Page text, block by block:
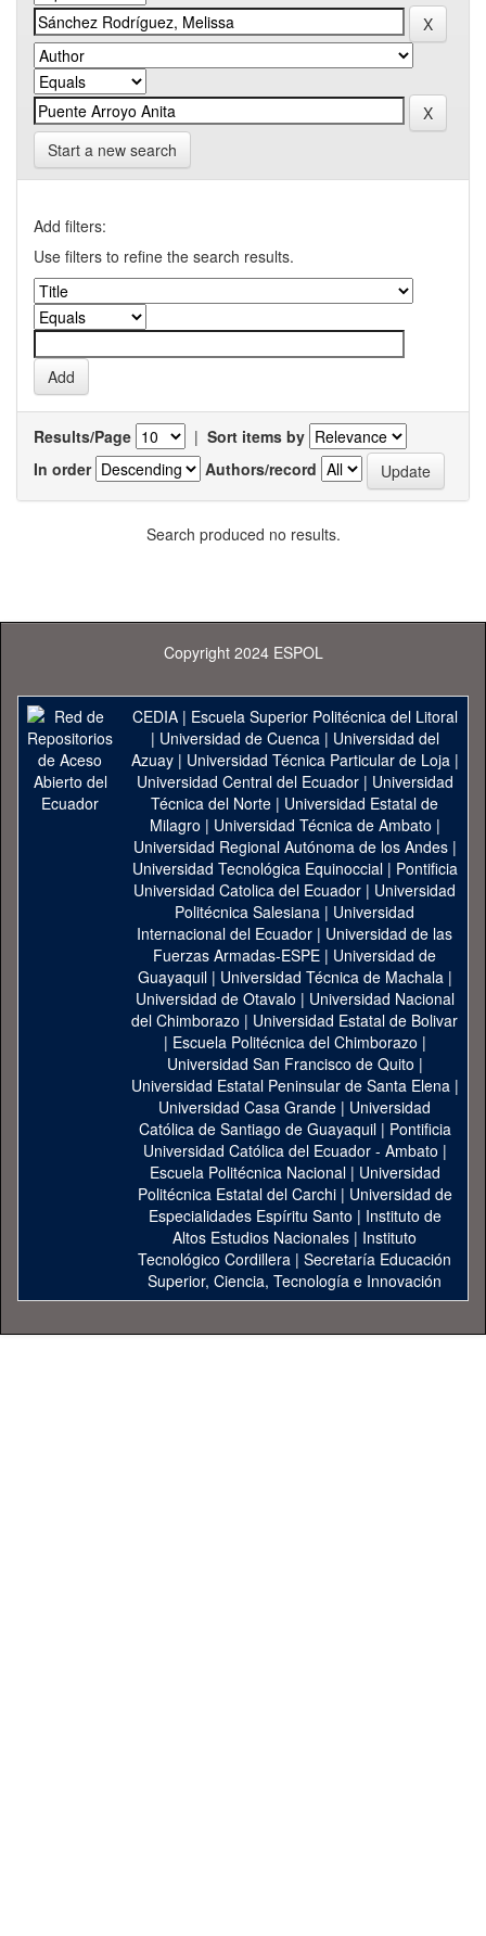
Start a new search
Add filters:
Use filters to refine the search results.
Results/Page | Sort items by
In order
Authors/record
Search produced no results.
Copyright 2024 ESPOL
CEDIA| Escuela Superior Politécnica del Litoral
| Universidad de Cuenca| Universidad del
Azuay| Universidad Técnica Particular de Loja|
Universidad Central del Ecuador| Universidad
Técnica del Norte | Universidad Estatal de
Milagro | Universidad Técnica de Ambato |
Universidad Regional Autónoma de los Andes|
Universidad Tecnológica Equinoccial| Pontificia
Universidad Catolica del Ecuador | Universidad
Politécnica Salesiana | Universidad
Internacional del Ecuador | Universidad de las
Fuerzas Armadas-ESPE | Universidad de
Guayaquil| Universidad Técnica de Machala|
Universidad de Otavalo | Universidad Nacional
del Chimborazo | Universidad Estatal de Bolivar
| Escuela Politécnica del Chimborazo |
Universidad San Francisco de Quito |
Universidad Estatal Peninsular de Santa Elena|
Universidad Casa Grande | Universidad
Católica de Santiago de Guayaquil| Pontificia
Universidad Católica del Ecuador - Ambato |
Escuela Politécnica Nacional| Universidad
Politécnica Estatal del Carchi| Universidad de
Especialidades Espíritu Santo | Instituto de
Altos Estudios Nacionales | Instituto
Tecnológico Cordillera | Secretaría Educación
Superior, Ciencia, Tecnología e Innovación